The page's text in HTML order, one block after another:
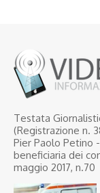
Testata
(Registrazione n.
Pier Paolo Petino
beneficiaria dei
maggio 2017, n.70